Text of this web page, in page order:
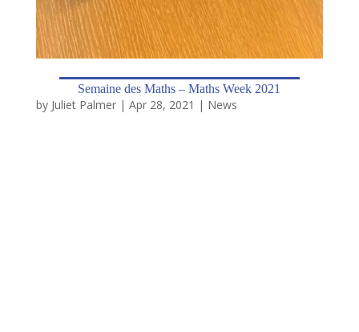
Semaine des Maths – Maths Week 2021
by Juliet Palmer| Apr 28, 2021 | News